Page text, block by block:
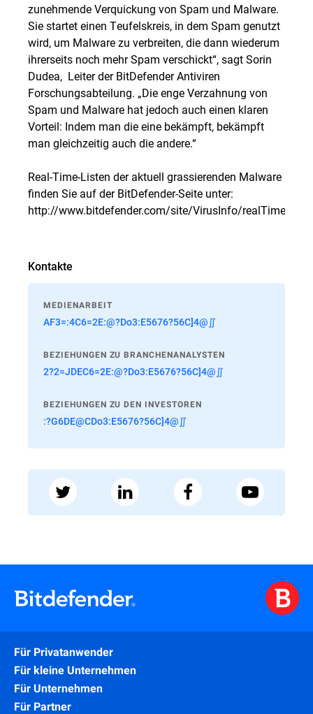
zunehmende Verquickung von Spam und Malware.
Sie startet einen Teufelskreis, in dem Spam genutzt
wird, um Malware zu verbreiten, die dann wiederum
ihrerseits noch mehr Spam verschickt“, sagt Sorin
Dudea, Leiter der BitDefender Antiviren
Forschungsabteilung. „Die enge Verzahnung von
Spam und Malware hat jedoch auch einen klaren
Vorteil: Indem man die eine bekämpft, bekämpft
man gleichzeitig auch die andere.“
Real-Time-Listen der aktuell grassierenden Malware
finden Sie auf der BitDefender-Seite unter:
http://www.bitdefender.com/site/VirusInfo/
Kontakte
MEDIENARBEIT
AF3=:4C6=2E:@?Do3:E5676?56C]4@∬
BEZIEHUNGEN ZU BRANCHENANALYSTEN
2?2=JDEC6=2E:@?Do3:E5676?56C]4@∬
BEZIEHUNGEN ZU DEN INVESTOREN
:?G6DE@CDo3:E5676?56C]4@∬
Für Privatanwender
Für kleine Unternehmen
Für Unternehmen
Für Partner